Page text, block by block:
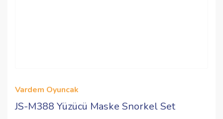
Vardem Oyuncak
JS-M388 Yüzücü Maske Snorkel Set